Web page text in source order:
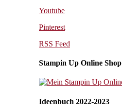
Youtube
Pinterest
RSS Feed
Stampin Up Online Shop
Ideenbuch 2022-2023